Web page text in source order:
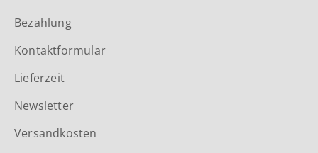
Bezahlung
Kontaktformular
Lieferzeit
Newsletter
Versandkosten